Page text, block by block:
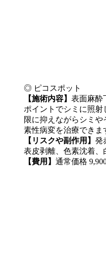
◎ ピコスポット
【施術内容】 表面麻酔
ポイントでシミに照
限に抑えながらシミ
素性病変を治療できま
【リスクや副作用】 発
表皮剥離、色素沈着
【費用】 通常価格